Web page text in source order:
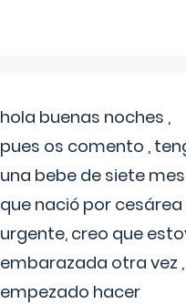
hola buenas noches ,
pues os comento ,
una bebe de siete
que nació por cesárea
urgente, creo que
embarazada otra vez
empezado hacer